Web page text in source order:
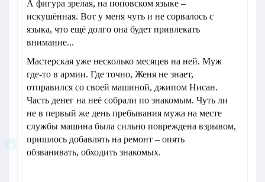
А фигура зрелая, на поповском языке –
искушённая. Вот у меня чуть и не сорвалось с
языка, что ещё долго она будет привлекать
внимание...
Мастерская уже несколько месяцев на ней. Муж
где-то в армии. Где точно, Женя не знает,
отправился со своей машиной, джипом Нисан.
Часть денег на неё собрали по знакомым. Чуть ли
не в первый же день пребывания мужа на месте
службы машина была сильно повреждена взрывом,
пришлось добавлять на ремонт – опять
обзванивать, обходить знакомых.